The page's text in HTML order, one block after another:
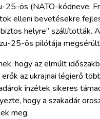
25-ös (NATO-kódneve:
elleni bevetésekre
helyre” szállították.
25-ös pilótája
hogy az elmúlt
az ukrajnai légierő
inzétek sikeres
hogy a szakadár
meg.